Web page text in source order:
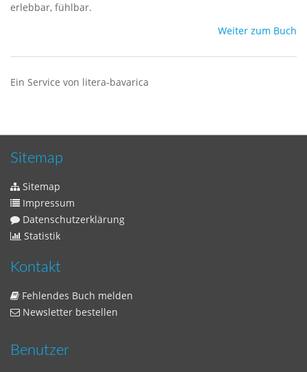
erlebbar, fühlbar.
Weiter zum Buch
Ein Service von litera-bavarica
Sitemap
Sitemap
Impressum
Datenschutzerklärung
Statistik
Kontakt
Fehlendes Buch melden
Newsletter bestellen
Benutzer